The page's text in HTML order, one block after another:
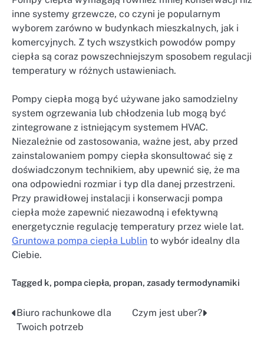
inne systemy grzewcze, co czyni je popularnym
wyborem zarówno w budynkach mieszkalnych, jak i
komercyjnych. Z tych wszystkich powodów pompy
ciepła są coraz powszechniejszym sposobem regulacji
temperatury w różnych ustawieniach.
Pompy ciepła mogą być używane jako samodzielny
system ogrzewania lub chłodzenia lub mogą być
zintegrowane z istniejącym systemem HVAC.
Niezależnie od zastosowania, ważne jest, aby przed
zainstalowaniem pompy ciepła skonsultować się z
doświadczonym technikiem, aby upewnić się, że ma
ona odpowiedni rozmiar i typ dla danej przestrzeni.
Przy prawidłowej instalacji i konserwacji pompa
ciepła może zapewnić niezawodną i efektywną
energetycznie regulację temperatury przez wiele lat.
Gruntowa pompa ciepła Lublin to wybór idealny dla
Ciebie.
Tagged k, pompa ciepła, propan, zasady termodynamiki
Nawigacja
wpisu
Biuro rachunkowe dla
Twoich potrzeb
Czym jest uber?